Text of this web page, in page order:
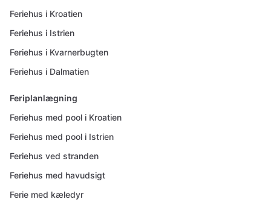
Feriehus i Kroatien
Feriehus i Istrien
Feriehus i Kvarnerbugten
Feriehus i Dalmatien
Feriplanlægning
Feriehus med pool i Kroatien
Feriehus med pool i Istrien
Feriehus ved stranden
Feriehus med havudsigt
Ferie med kæledyr